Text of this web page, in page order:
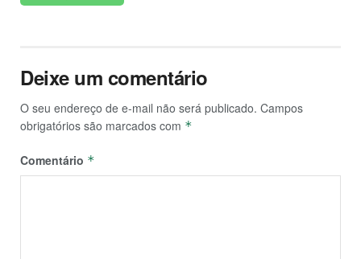
Deixe um comentário
O seu endereço de e-mail não será publicado. Campos
obrigatórios são marcados com *
Comentário *